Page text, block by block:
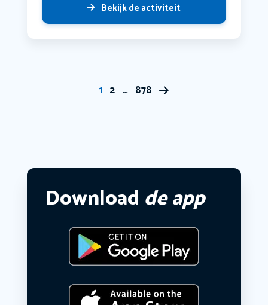
Bekijk de activiteit
1 2 … 878
Download de app